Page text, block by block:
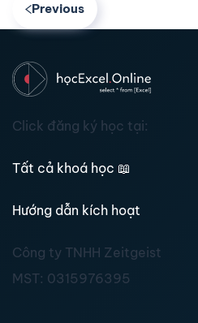
Previous
Click đăng ký học tại:
Tất cả khoá học 📖
Hướng dẫn kích hoạt
Công ty TNHH Zeitgeist
MST: 0315976395